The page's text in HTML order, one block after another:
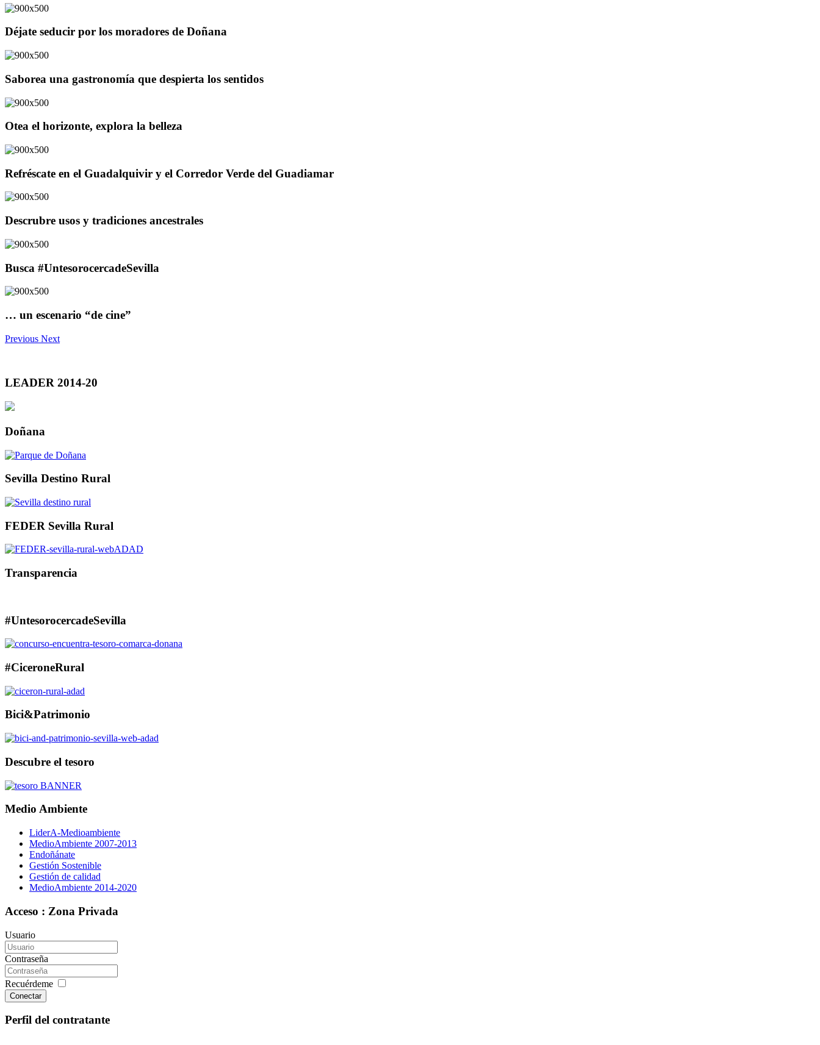
Déjate seducir por los moradores de Doñana
Saborea una gastronomía que despierta los sentidos
Otea el horizonte, explora la belleza
Refréscate en el Guadalquivir y el Corredor Verde del Guadiamar
Descrubre usos y tradiciones ancestrales
Busca #UntesorocercadeSevilla
… un escenario “de cine”
Previous Next
LEADER 2014-20
Doñana
Sevilla Destino Rural
FEDER Sevilla Rural
Transparencia
#UntesorocercadeSevilla
#CiceroneRural
Bici&Patrimonio
Descubre el tesoro
Medio Ambiente
LiderA-Medioambiente
MedioAmbiente 2007-2013
Endoñánate
Gestión Sostenible
Gestión de calidad
MedioAmbiente 2014-2020
Acceso : Zona Privada
Usuario
Contraseña
Recuérdeme
Conectar
Perfil del contratante